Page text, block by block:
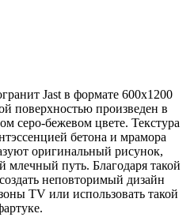
Jast в формате 600х1200
поверхностью произведен в
серо-бежевом цвете. Текстура
бетона и мрамора
оригинальный рисунок,
путь. Благодаря такой
неповторимый дизайн
TV или использовать такой